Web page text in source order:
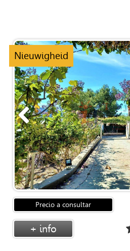
Nieuwigheid
Precio a consultar
+ info